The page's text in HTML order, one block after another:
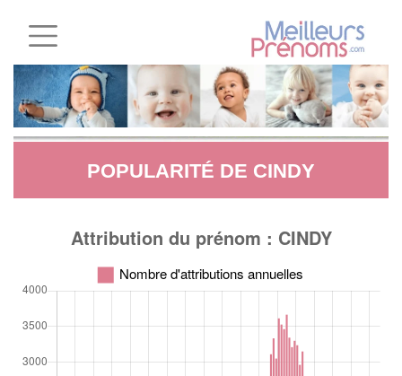
POPULARITÉ DE CINDY